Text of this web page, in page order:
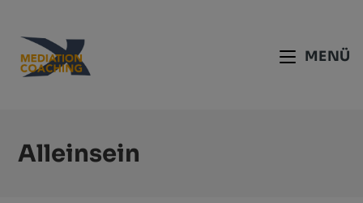
MENÜ
Alleinsein